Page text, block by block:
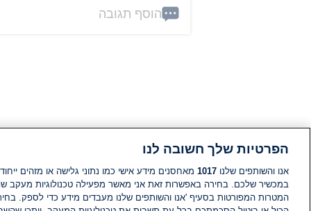
הוסף תגובה
הפרטיות שלך חשובה לנו
אנו והשותפים שלנו 1017 מאחסנים מידע אישי כמו נתוני גלישה או מזהים
במכשיר שלכם. בחירה באפשרות זאת אני מאשר מפעילה טכנולוגיות מעקב
המטרות המפורטות בסעיף 'אנו והשותפים שלנו מעבדים מידע כדי לספק.